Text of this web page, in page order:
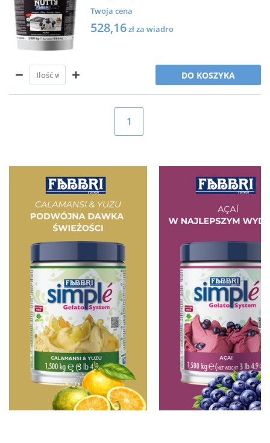
Twoja cena
528,16zł za wiadro
DO KOSZYKA
1